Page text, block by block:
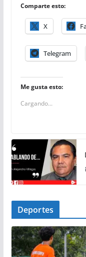
Comparte esto:
X
Telegram
Me gusta esto:
Cargando...
Deportes